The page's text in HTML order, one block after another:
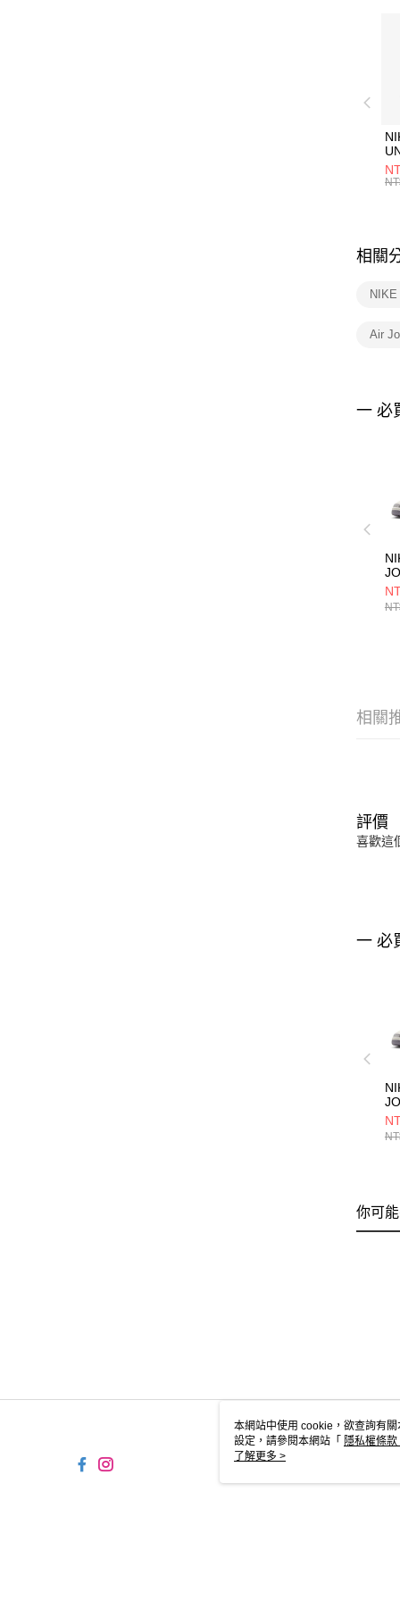
統
相關
Air
一 必
相關
評價
喜歡這
一 必
你可
本網站中使用 cookie，欲查詢有
設定，請參閱本網站「 隱私權條款
使用 cookie。
了解更多 >